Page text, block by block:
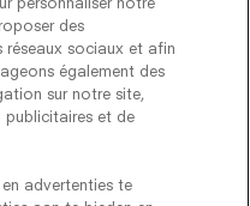
personnaliser notre
des
réseaux sociaux et afin
également des
sur notre site,
publicitaires et de
advertenties te